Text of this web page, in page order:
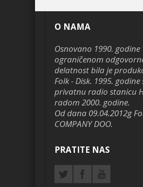
O NAMA
Osnovano 1990.
ograničenom
delatnost bila je
Folk - Disk. 1995.
privatnu radio stanicu
radom 2000. godine.
Od dana 09.04.2012g
COMPANY DOO.
PRATITE NAS